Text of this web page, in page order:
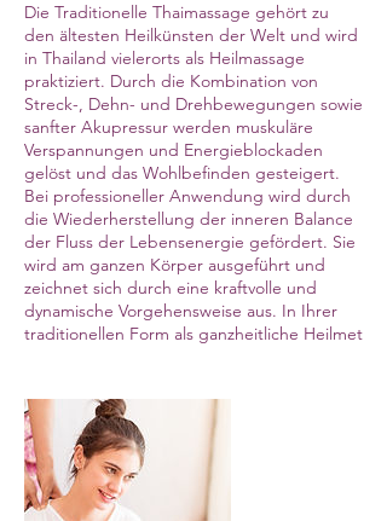
Die Traditionelle Thaimassage gehört zu
den ältesten Heilkünsten der Welt und wird
in Thailand vielerorts als Heilmassage
praktiziert. Durch die Kombination von
Streck-, Dehn- und Drehbewegungen sowie
sanfter Akupressur werden muskuläre
Verspannungen und Energieblockaden
gelöst und das Wohlbefinden gesteigert.
Bei professioneller Anwendung wird durch
die Wiederherstellung der inneren Balance
der Fluss der Lebensenergie gefördert. Sie
wird am ganzen Körper ausgeführt und
zeichnet sich durch eine kraftvolle und
dynamische Vorgehensweise aus. In Ihrer
traditionellen Form als ganzheitliche Heilmet